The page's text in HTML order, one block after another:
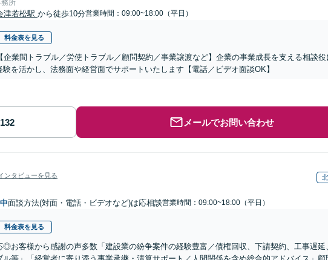
所
津若松駅 から徒歩10分営業時間：09:00~18:00（平日）
料金表を見る
企業間トラブル／労使トラブル／顧問契約／事業譲渡など】企業の事業成長を支える相談役
を活かし、法務面や経営面でサポートいたします【電話／ビデオ面談OK】
メールでお問い合わせ
ンタビューを見る
面談方法(対面・電話・ビデオなど)は応相談営業時間：09:00~18:00（平日）
料金表を見る
◎お客様から感謝の声多数「建設業の紛争案件の経験豊富／債権回収、下請契約、工事遅延